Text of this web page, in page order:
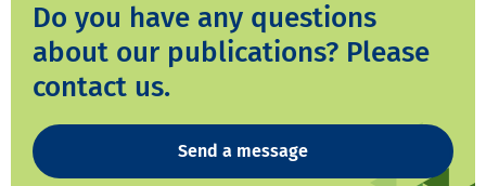
Do you have any questions
about our publications? Please
contact us.
Send a message